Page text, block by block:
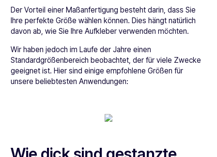
Der Vorteil einer Maßanfertigung besteht darin, dass Sie
Ihre perfekte Größe wählen können. Dies hängt natürlich
davon ab, wie Sie Ihre Aufkleber verwenden möchten.
Wir haben jedoch im Laufe der Jahre einen
Standardgrößenbereich beobachtet, der für viele Zwecke
geeignet ist. Hier sind einige empfohlene Größen für
unsere beliebtesten Anwendungen: